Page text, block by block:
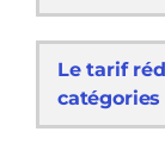
Le tarif
catégories